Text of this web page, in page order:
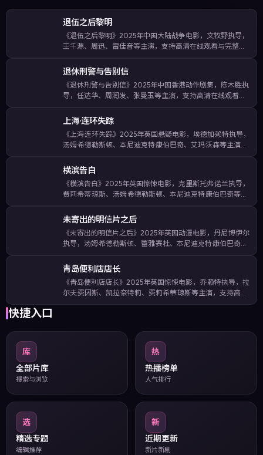
退伍之后黎明
《退伍之后黎明》2025年中国大陆战争电影，文牧野执导，
王千源、周迅、雷佳音等主演，支持高清在线观看与完整剧
悬念保持到片尾。影片收录关键词：退伍之后黎明在线观
看、中国大陆战争、文牧野作品、…
退休刑警与告别信
《退休刑警与告别信》2025年中国香港动作剧集，陈木胜执
导，任达华、周润发、张曼玉等主演，支持高清在线观看与
抛出出人意料的反转。影片收录关键词：退休刑警与告别信
在线观看、中国香港动作、陈木…
上海·连环失踪
《上海·连环失踪》2025年英国悬疑电影，埃德加·赖特执导，
汤姆·希德勒斯顿、本尼迪克特·康伯巴奇、艾玛·沃森等主演，
情感，却在关键节点抛出出人意料的反转。影片收录关键
词：上海·连环失踪在…
横滨告白
《横滨告白》2025年英国惊悚电影，克里斯托弗·诺兰执导，
费莉希蒂·琼斯、汤姆·希德勒斯顿、本尼迪克特·康伯巴奇等主
关怀结合，适合喜欢惊悚题材的观众一口气追完。影片收录
关键词：横滨告白在线…
未寄出的明信片之后
《未寄出的明信片之后》2025年英国动漫电影，丹尼·博伊尔
执导，汤姆·希德勒斯顿、蕾雅·赛杜、本尼迪克特·康伯巴奇等
织城市群像，呈现时代背景下小人物的命运起伏。影片收录
关键词：未寄出的明信…
青岛便利店店长
《青岛便利店店长》2025年英国惊悚电影，乔·赖特执导，拉
尔夫·费因斯、凯拉·奈特莉、费莉希蒂·琼斯等主演，支持高清
在线观看与完整剧情介绍。将类型元素与人文关怀结合，适
快捷入口
库
全部片库
搜索与浏览
热
热播榜单
人气排行
选
精选专题
编辑推荐
新
近期更新
新片新剧